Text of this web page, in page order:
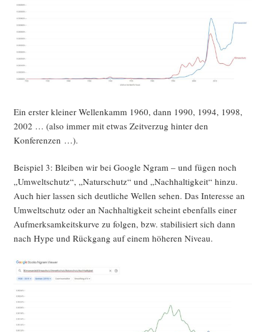
Ein ers­ter klei­ner Wel­len­kamm 1960, dann 1990, 1994, 1998,
2002 … (also immer mit etwas Zeit­ver­zug hin­ter den
Konferenzen …).
Bei­spiel 3: Blei­ben wir bei Goog­le Ngram – und fügen noch
„Umwelt­schutz“, „Natur­schutz“ und „Nach­hal­tig­keit“ hin­zu.
Auch hier las­sen sich deut­li­che Wel­len sehen. Das Inter­es­se an
Umwelt­schutz oder an Nach­hal­tig­keit scheint eben­falls einer
Auf­merk­sam­keits­kur­ve zu fol­gen, bzw. sta­bi­li­siert sich dann
nach Hype und Rück­gang auf einem höhe­ren Niveau.